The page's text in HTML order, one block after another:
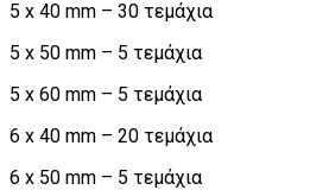
5 x 40 mm – 30 τεμάχια
5 x 50 mm – 5 τεμάχια
5 x 60 mm – 5 τεμάχια
6 x 40 mm – 20 τεμάχια
6 x 50 mm – 5 τεμάχια